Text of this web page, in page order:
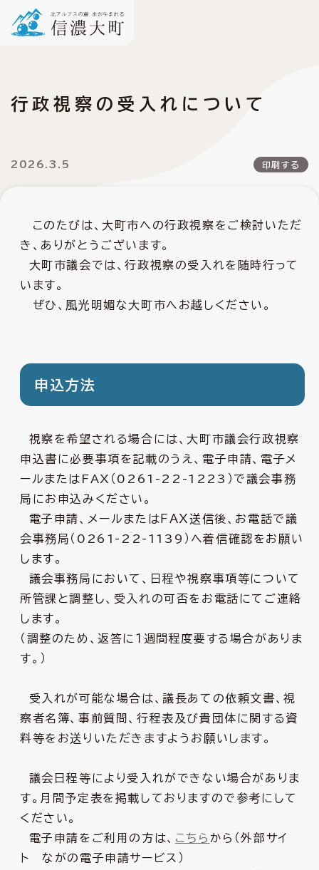
行政視察の受入れについて
2026.3.5 印刷する
このたびは、大町市への行政視察をご検討いただ
き、ありがとうございます。
大町市議会では、行政視察の受入れを随時行って
います。
ぜひ、風光明媚な大町市へお越しください。
申込方法
視察を希望される場合には、大町市議会行政視察
申込書に必要事項を記載のうえ、電子申請、電子メ
ールまたはFAX（0261-22-1223）で議会事務
局にお申込みください。
電子申請、メールまたはＦＡＸ送信後、お電話で議
会事務局（0261-22-1139）へ着信確認をお願い
します。
議会事務局において、日程や視察事項等について
所管課と調整し、受入れの可否をお電話にてご連絡
します。
（調整のため、返答に１週間程度要する場合がありま
す。）
受入れが可能な場合は、議長あての依頼文書、視
察者名簿、事前質問、行程表及び貴団体に関する資
料等をお送りいただきますようお願いします。
議会日程等により受入れができない場合がありま
す。月間予定表を掲載しておりますので参考にして
ください。
電子申請をご利用の方は、 こちら から（外部サイ
ト ながの電子申請サービス）